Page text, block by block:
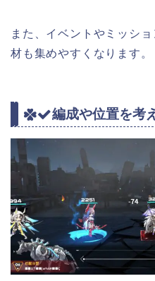
また、イベントやミッシ
材も集めやすくなります。
編成や位置を考